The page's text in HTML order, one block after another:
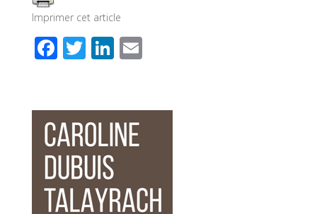
Imprimer cet article
F
b
o
o
k
T
er
Li
e
dI
n
E